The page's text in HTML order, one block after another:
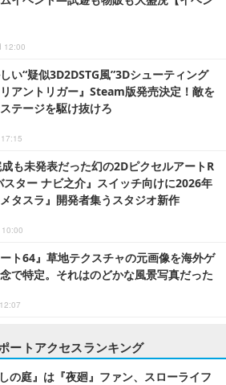
12:00
い“疑似3D2DSTG風”3Dシューティング
リアントリガー』Steam版発売決定！敵を
テージを駆け抜けろ
も未発表だった幻の2DピクセルアートR
スター ナビ之介』スイッチ向けに2026年
タスラ』開発者集うスタジオ新作
ート64』草地テクスチャの元画像を海外ゲ
で特定。それはのどかな風景写真だった
ートアクセスランキング
しの庭』は『夜廻』ファン、スローライフ